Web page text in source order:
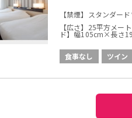
【禁煙】スタンダー
【広さ】25平方メ
ド】幅105cm×長さ
食事なし ツイン